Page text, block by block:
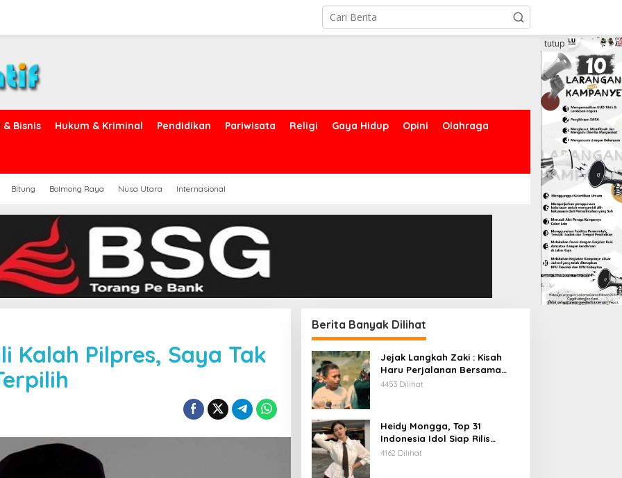
& Bisnis Hukum & Kriminal Pendidikan Pariwisata Religi Gaya Hidup Opini Olahraga
Bitung Bolmong Raya Nusa Utara Internasional
tutup
Kalah Pilpres, Saya Tak
Berita Banyak Dilihat
Jejak Langkah Zaki : Kisah
Haru Perjalanan Bersama
Daeng Anpes
4453 Dilihat
Heidy Mongga, Top 31
Indonesia Idol Siap Rilis
Single Terbaru
4162 Dilihat